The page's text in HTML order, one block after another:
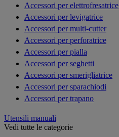
Accessori per elettrofresatrice
Accessori per levigatrice
Accessori per multi-cutter
Accessori per perforatrice
Accessori per pialla
Accessori per seghetti
Accessori per smerigliatrice
Accessori per sparachiodi
Accessori per trapano
Utensili manuali
Vedi tutte le categorie